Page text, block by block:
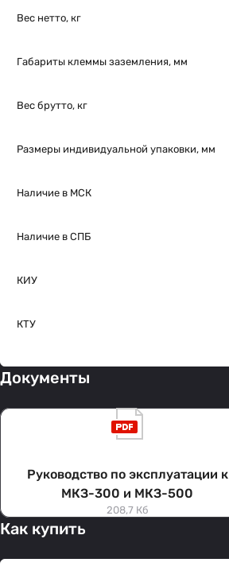
Вес нетто, кг
Габариты клеммы заземления, мм
Вес брутто, кг
Размеры индивидуальной упаковки, мм
Наличие в МСК
Наличие в СПБ
КИУ
КТУ
Документы
Руководство по эксплуатации к
МКЗ-300 и МКЗ-500
208,7 Кб
Как купить